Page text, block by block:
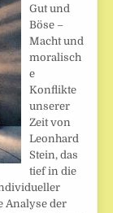
Gut und
Böse –
Macht und
moralisch
e
Konflikte
unserer
Zeit von
Leonhard
Stein, das
tief in die
Analyse der